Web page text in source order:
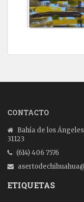
CONTACTO
Bahía de los
31123
(614) 406 7576
ETIQUETAS